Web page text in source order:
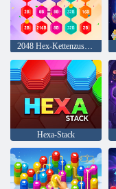
2048 Hex-Kettenzusammenführung
Hexa-Stack